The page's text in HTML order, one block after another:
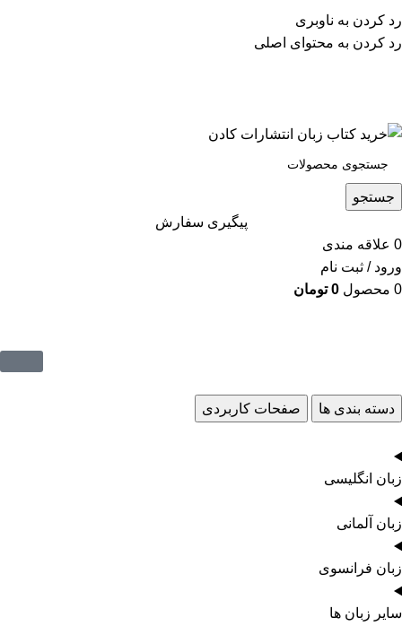
رد کردن به ناوبری
رد کردن به محتوای اصلی
پشتیبانی تلگرام : 09201005262
۵۰ تا۶۰ درصد تخفیف واقعی و همیشگی در خرید از سایت
جستجو
پیگیری سفارش
0 علاقه مندی
ورود / ثبت نام
0 محصول 0 تومان
دسته بندی ها صفحات کاربردی
زبان انگلیسی
زبان آلمانی
زبان فرانسوی
سایر زبان ها